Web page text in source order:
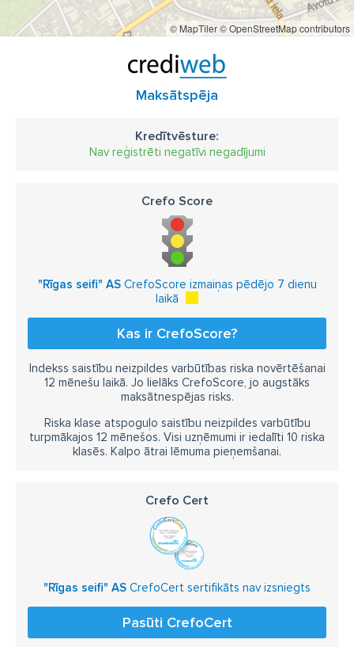
© MapTiler© OpenStreetMap contributors
Maksātspēja
Kredītvēsture:
Nav reģistrēti negatīvi negadījumi
Crefo Score
"Rīgas seifi" ASCrefoScore izmaiņas pēdējo 7 dienu
laikā
Kas ir CrefoScore?
Indekss saistību neizpildes varbūtības riska novērtēšanai
12 mēnešu laikā. Jo lielāks CrefoScore, jo augstāks
maksātnespējas risks.
Riska klase atspoguļo saistību neizpildes varbūtību
turpmākajos 12 mēnešos. Visi uzņēmumi ir iedalīti 10 riska
klasēs. Kalpo ātrai lēmuma pieņemšanai.
Crefo Cert
"Rīgas seifi" AS CrefoCert sertifikāts nav izsniegts
Pasūti CrefoCert